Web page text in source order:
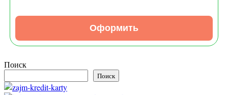
Оформить
Поиск
Поиск